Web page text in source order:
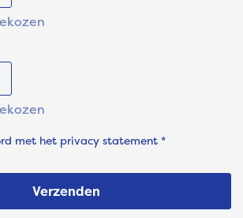
met het privacy statement *
Verzenden